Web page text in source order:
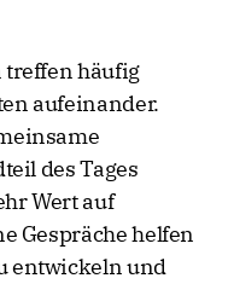
treffen häufig
aufeinander.
des Tages
Wert auf
Gespräche helfen
entwickeln und